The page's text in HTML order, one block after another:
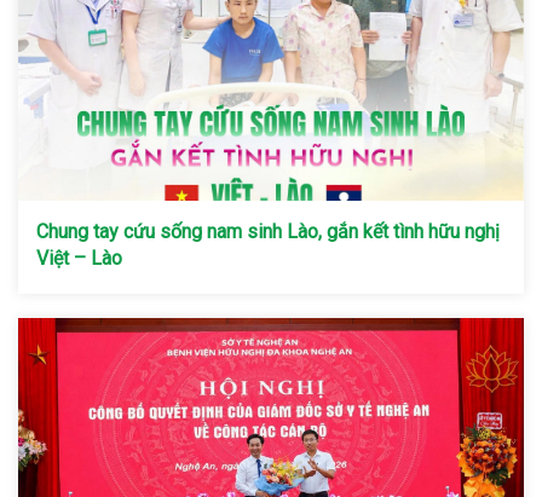
Chung tay cứu sống nam sinh Lào, gắn kết tình hữu nghị
Việt – Lào